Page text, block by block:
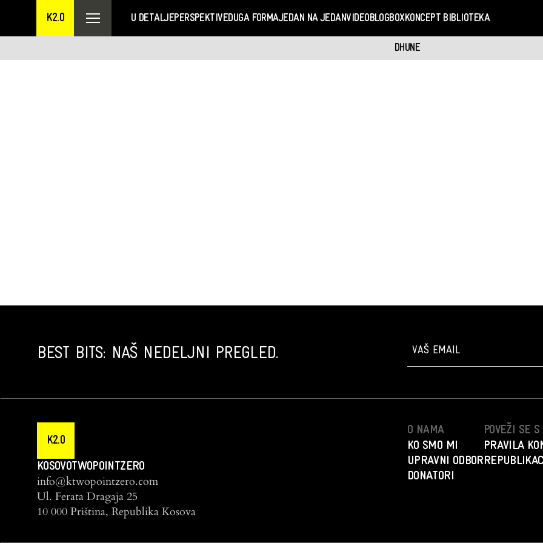
K2.0 U DETALJEPERSPEKTIVEDUGA FORMAJEDAN NA JEDANVIDEOBLOGBOXKONCEPT BIBLIOTEKA
DHUNE
BEST BITS: NAŠ NEDELJNI PREGLED.
K2.0
KOSOVOTWOPOINTZERO
info@ktwopointzero.com
Ul. Ferata Dragaja 25
10 000 Priština, Republika Kosova
O NAMA
KO SMO MI
UPRAVNI ODBOR
DONATORI
POVEŽI SE
PRAVILA